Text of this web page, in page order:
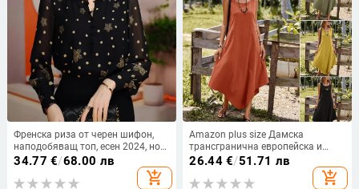
Френска риза от черен шифон,
наподобяващ топ, есен 2024, нов
стил, голям размер, тънка риза с
дълъг ръкав с флорален принт
34.77 €/68.00 лв
add_shopping_cart
Amazon plus size Дамска
трансгранична европейска и
американска нова рокля
Independent Station Лятна рокля
Памук и лен Плътен цвят За
26.44€/51.71 лв
add_shopping_cart